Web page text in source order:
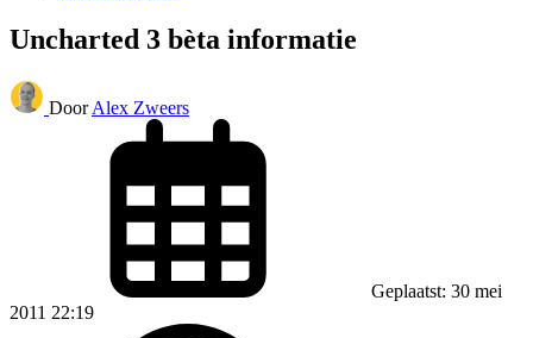
Uncharted 3 bèta informatie
Door Alex Zweers
Geplaatst: 30 mei
2011 22:19